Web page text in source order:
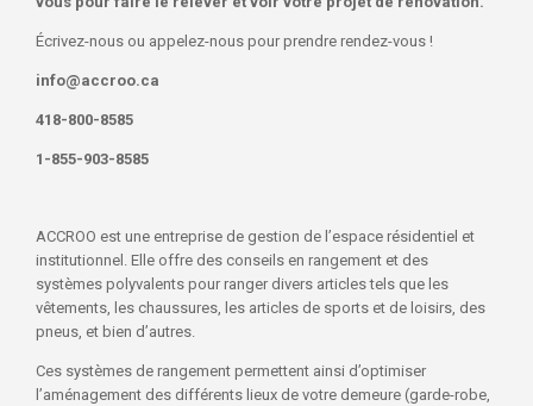
Écrivez-nous ou appelez-nous pour prendre rendez-vous !
info@accroo.ca
418-800-8585
1-855-903-8585
ACCROO est une entreprise de gestion de l’espace résidentiel et
institutionnel. Elle offre des conseils en rangement et des
systèmes polyvalents pour ranger divers articles tels que les
vêtements, les chaussures, les articles de sports et de loisirs, des
pneus, et bien d’autres.
Ces systèmes de rangement permettent ainsi d’optimiser
l’aménagement des différents lieux de votre demeure (garde-robe,